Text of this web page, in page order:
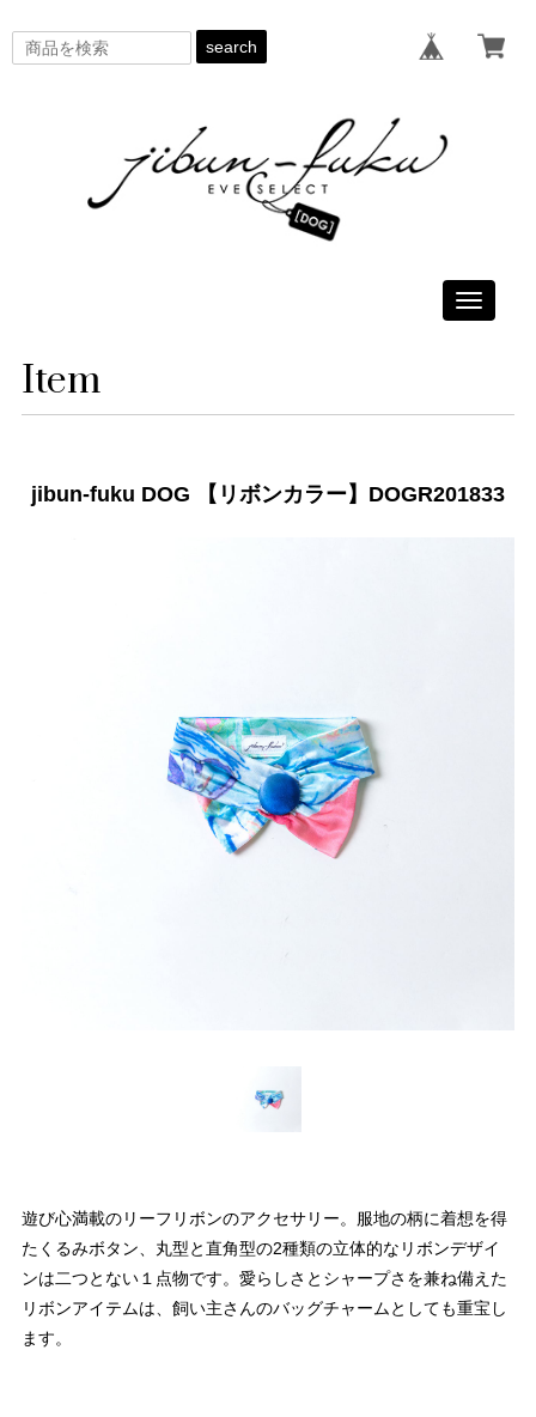
search
Toggle
Item
jibun-fuku DOG 【リボンカラー】DOGR201833
遊び心満載のリーフリボンのアクセサリー。服地の柄に着想を得
たくるみボタン、丸型と直角型の2種類の立体的なリボンデザイ
ンは二つとない１点物です。愛らしさとシャープさを兼ね備えた
リボンアイテムは、飼い主さんのバッグチャームとしても重宝し
ます。